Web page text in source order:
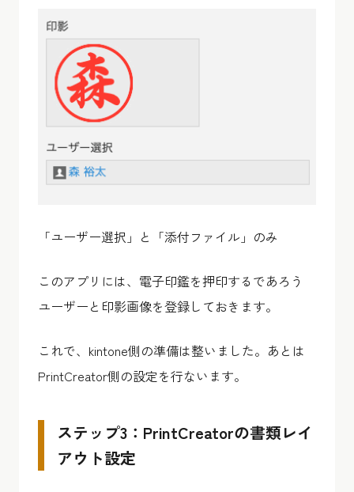
「ユーザー選択」と「添付ファイル」のみ
このアプリには、電子印鑑を押印するであろう
ユーザーと印影画像を登録しておきます。
これで、kintone側の準備は整いました。あとは
PrintCreator側の設定を行ないます。
ステップ3：PrintCreatorの書類レイ
アウト設定